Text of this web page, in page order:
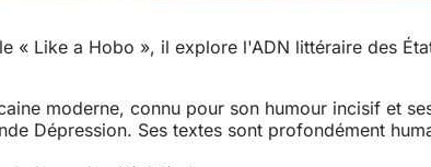
« Like a Hobo », il explore l'ADN littéraire des
moderne, connu pour son humour incisif et
Dépression. Ses textes sont profondément